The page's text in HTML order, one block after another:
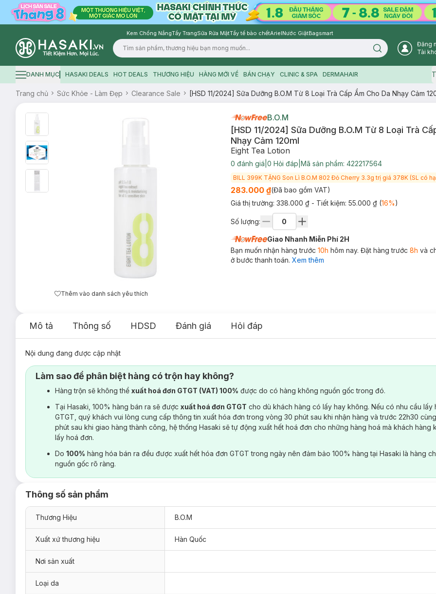
Kem Chống NắngTẩy TrangSữa Rửa MặtTẩy tế bào chếtArielNước GiặtBagsmart
Logo
Search icon
Đăng
Tài
Hamburger icon
DANH MỤC HASAKI DEALS HOT DEALS THƯƠNG HIỆU HÀNG MỚI VỀ BÁN CHẠY CLINIC & SPA DERMAHAIR
Trang chủ Sức Khỏe - Làm Đẹp Clearance Sale [HSD 11/2024] Sữa Dưỡng B.O.M Từ 8 Loại Trà Cấp Ẩm Cho Da Nhạy Cảm
Thêm vào danh sách yêu thích
B.O.M
[HSD 11/2024] Sữa Dưỡng B.O.M Từ 8 Loại Trà
Nhạy Cảm 120ml
Eight Tea Lotion
0 đánh giá 0 Hỏi đáp Mã sản phẩm: 422217564
BILL 399K TẶNG Son Lì B.O.M 802 Đỏ Cherry 3.3g trị giá 378K (SL có
283.000 ₫(Đã bao gồm VAT)
Giá thị trường: 338.000 ₫ - Tiết kiệm: 55.000 ₫(16%)
Số lượng:
Giao Nhanh Miễn Phí 2H
Bạn muốn nhận hàng trước 10h hôm nay. Đặt hàng trước 8h và
ở bước thanh toán. Xem thêm
Mô tả Thông số HDSD Đánh giá Hỏi đáp
Nội dung đang được cập nhật
Làm sao để phân biệt hàng có trộn hay không?
Hàng trộn sẽ không thể xuất hoá đơn GTGT (VAT) 100% được do có hàng không nguồn gốc trong đó.
Tại Hasaki, 100% hàng bán ra sẽ được xuất hoá đơn GTGT cho dù khách hàng có lấy hay không. Nếu có nhu cầu lấy
GTGT, quý khách vui lòng cung cấp thông tin xuất hóa đơn trong vòng 30 phút sau khi nhận hàng và trước 22h30
phút sau khi giao hàng thành công, hệ thống Hasaki sẽ tự động xuất hết hoá đơn cho những hàng hoá mà khách hàng
lấy hoá đơn.
Do 100% hàng hóa bán ra đều được xuất hết hóa đơn GTGT trong ngày nên đảm bảo 100% hàng tại Hasaki là hàng
nguồn gốc rõ ràng.
Thông số sản phẩm
Thương Hiệu B.O.M
Xuất xứ thương hiệu Hàn Quốc
Nơi sản xuất
Loại da